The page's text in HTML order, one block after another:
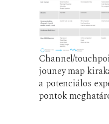
Channel/
jouney map
a potenciálos
pontok